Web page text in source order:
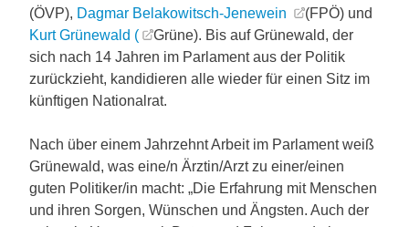
(ÖVP), Dagmar Belakowitsch-Jenewein
(FPÖ) und
Kurt Grünewald (
Grüne). Bis auf Grünewald, der
sich nach 14 Jahren im Parlament aus der Politik
zurückzieht, kandidieren alle wieder für einen Sitz im
künftigen Nationalrat.
Nach über einem Jahrzehnt Arbeit im Parlament weiß
Grünewald, was eine/n Ärztin/Arzt zu einer/einen
guten Politiker/in macht: „Die Erfahrung mit Menschen
und ihren Sorgen, Wünschen und Ängsten. Auch der